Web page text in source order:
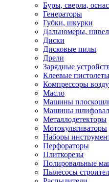
Буры, сверла,
Генераторы
Губки, шкурки
Дальномеры,
Диски
Дисковые пилы
Дрели
Зарядные
Клеевые
Компрессоры
Масло
Машины
Машины
Металлодетекторы
Мотокультиваторы
Наборы
Перфораторы
Плиткорезы
Полировальные
Пылесосы